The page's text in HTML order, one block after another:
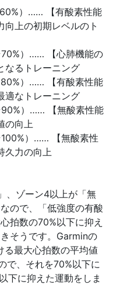
）…… 【有酸素性能
向上の初期レベルのト
）…… 【心肺機能の
なるトレーニング
）…… 【有酸素性能
適なトレーニング
）…… 【無酸素性能
の向上
）…… 【無酸素性
久力の向上
、ゾーン4以上が「無
ので、「低強度の有酸
拍数の70%以下に抑え
そうです。Garminの
る最大心拍数の平均値
で、それを70%以下に
下に抑えた運動をしま